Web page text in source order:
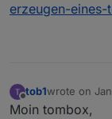
erzeugen-
Offline
tob1wrote on
last edited by
Moin tombox,